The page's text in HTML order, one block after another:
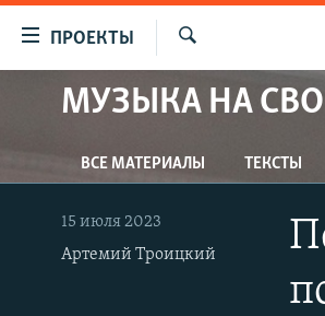
упрощенного
Вернуться
к
основному
содержанию
Вернутся
ПРОЕКТЫ
ПРОГРАММЫ
АВТОРСКИЕ ПРОЕКТЫ
ЦИТАТЫ СВОБОДЫ
МНЕНИЯ
МУЗЫКА НА
ВСЕ МАТЕРИАЛЫ ТЕКСТЫ
15 июля 2023
Артемий Троицкий